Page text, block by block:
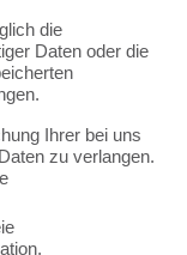
die
Daten oder die
Ihrer bei uns
zu verlangen.